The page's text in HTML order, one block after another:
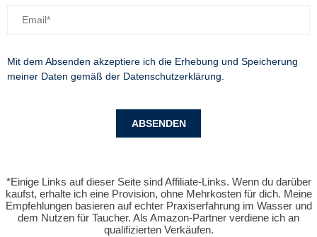
Mit dem Absenden akzeptiere ich die Erhebung und Speicherung
meiner Daten gemäß der Datenschutzerklärung
*Einige Links auf dieser Seite sind Affiliate-Links. Wenn du darüber
kaufst, erhalte ich eine Provision, ohne Mehrkosten für dich. Meine
Empfehlungen basieren auf echter Praxiserfahrung im Wasser und
dem Nutzen für Taucher. Als Amazon-Partner verdiene ich an
qualifizierten Verkäufen.